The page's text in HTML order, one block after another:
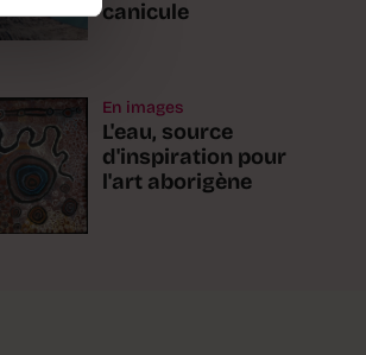
canicule
En images
L'eau, source
d'inspiration pour
l'art aborigène